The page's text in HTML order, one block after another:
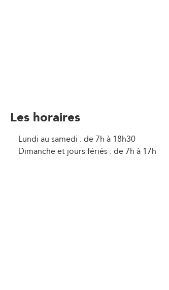
Les horaires
Lundi au samedi : de 7h à 18h30
Dimanche et jours fériés : de 7h à 17h